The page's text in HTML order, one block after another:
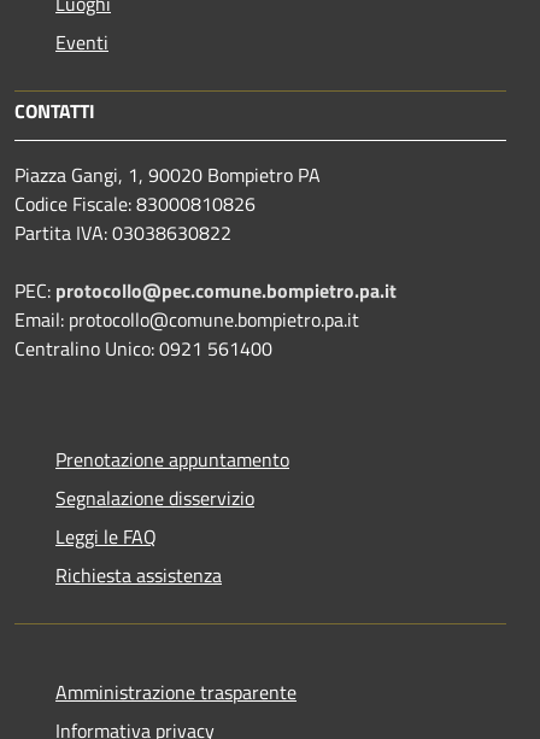
Eventi
CONTATTI
Piazza Gangi, 1, 90020 Bompietro PA
Codice Fiscale: 83000810826
Partita IVA: 03038630822
PEC: protocollo@pec.comune.bompietro.pa.it
Email: protocollo@comune.bompietro.pa.it
Centralino Unico: 0921 561400
Prenotazione appuntamento
Segnalazione disservizio
Leggi le FAQ
Richiesta assistenza
Amministrazione trasparente
Informativa privacy